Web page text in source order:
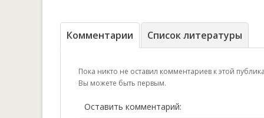
Комментарии Список литературы
Пока никто не оставил комментариев к этой
Вы можете быть первым.
Оставить комментарий: